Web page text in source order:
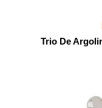
Trio De